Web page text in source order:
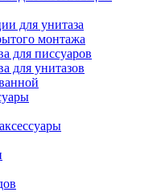
для унитаза
монтажа
для писсуаров
для унитазов